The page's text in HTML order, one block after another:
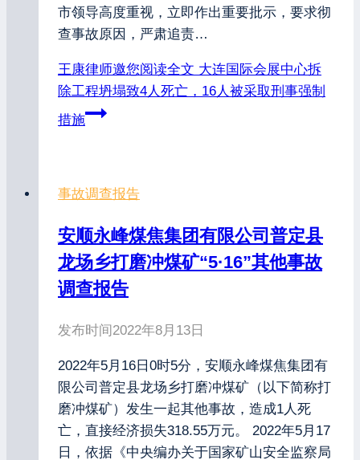
市领导高度重视，立即作出重要批示，要求彻
查事故原因，严肃追责…
王康律师邀您阅读全文 大连国际会展中心拆
除工程坍塌致4人死亡，16人被采取刑事强制
措施
事故调查报告
安顺永峰煤焦集团有限公司普定县
龙场乡打磨冲煤矿“5·16”其他事故
调查报告
发布时间2022年8月13日
2022年5月16日0时5分，安顺永峰煤焦集团有
限公司普定县龙场乡打磨冲煤矿（以下简称打
磨冲煤矿）发生一起其他事故，造成1人死
亡，直接经济损失318.55万元。 2022年5月17
日，依据《中央编办关于国家矿山安全监察局